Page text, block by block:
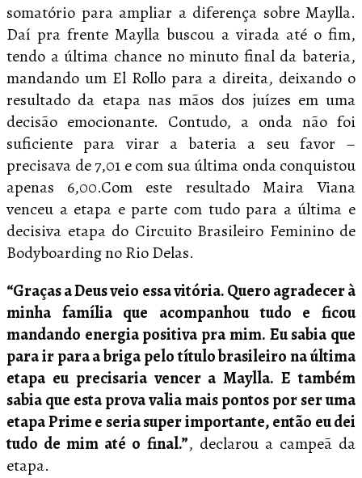
somatório para ampliar a diferença sobre Maylla.
Daí pra frente Maylla buscou a virada até o fim,
tendo a última chance no minuto final da bateria,
mandando um El Rollo para a direita, deixando o
resultado da etapa nas mãos dos juízes em uma
decisão emocionante. Contudo, a onda não foi
suficiente para virar a bateria a seu favor –
precisava de 7,01 e com sua última onda conquistou
apenas 6,00.Com este resultado Maira Viana
venceu a etapa e parte com tudo para a última e
decisiva etapa do Circuito Brasileiro Feminino de
Bodyboarding no Rio Delas.
“Graças a Deus veio essa vitória. Quero agradecer à
minha família que acompanhou tudo e ficou
mandando energia positiva pra mim. Eu sabia que
para ir para a briga pelo título brasileiro na última
etapa eu precisaria vencer a Maylla. E também
sabia que esta prova valia mais pontos por ser uma
etapa Prime e seria super importante, então eu dei
tudo de mim até o final.”, declarou a campeã da
etapa.